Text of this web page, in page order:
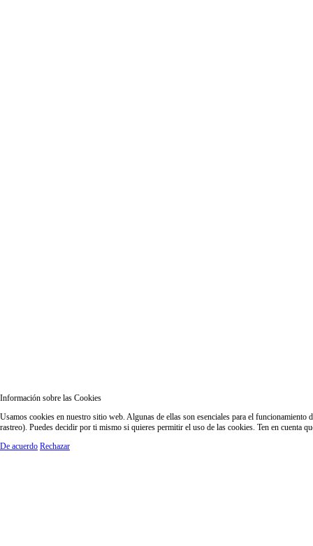
Información sobre las Cookies
Usamos cookies en nuestro sitio web. Algunas de ellas son esenciales para el
rastreo). Puedes decidir por ti mismo si quieres permitir el uso de las cookies. Ten en cuenta
De acuerdo Rechazar